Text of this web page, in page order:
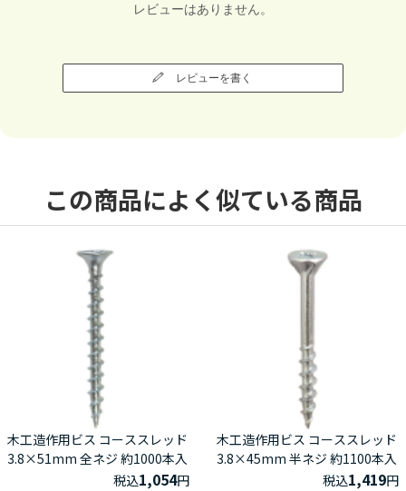
レビューはありません。
レビューを書く
この商品によく似ている商品
木工造作用ビス コーススレッド
3.8×51mm 全ネジ 約1000本入
税込1,054円
木工造作用ビス コーススレッド
3.8×45mm 半ネジ 約1100本入
税込1,419円